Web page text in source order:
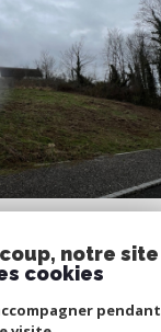
S/HAUTEURS
notre site
cookies
pendant